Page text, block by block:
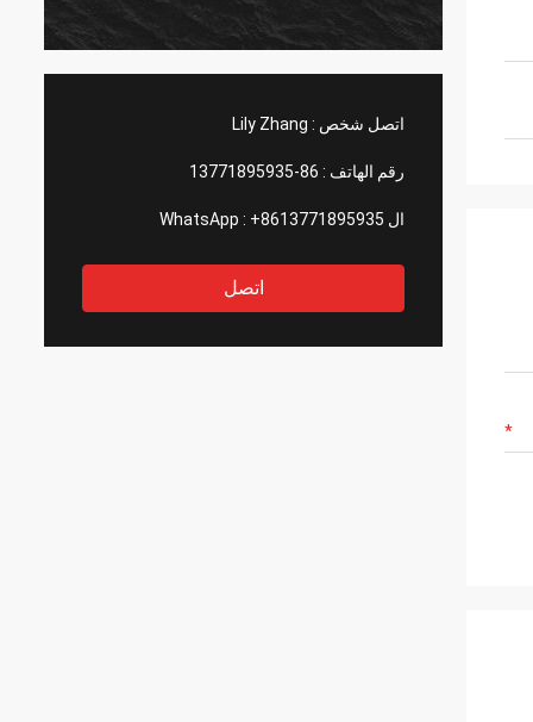
اتصل شخص : Lily Zhang
رقم الهاتف : 86-13771895935
ال WhatsApp : +8613771895935
اتصل